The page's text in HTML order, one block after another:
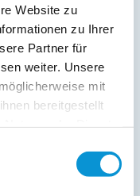
Website zu
zu Ihrer
Partner für
weiter. Unsere
mit
bereitgestellt